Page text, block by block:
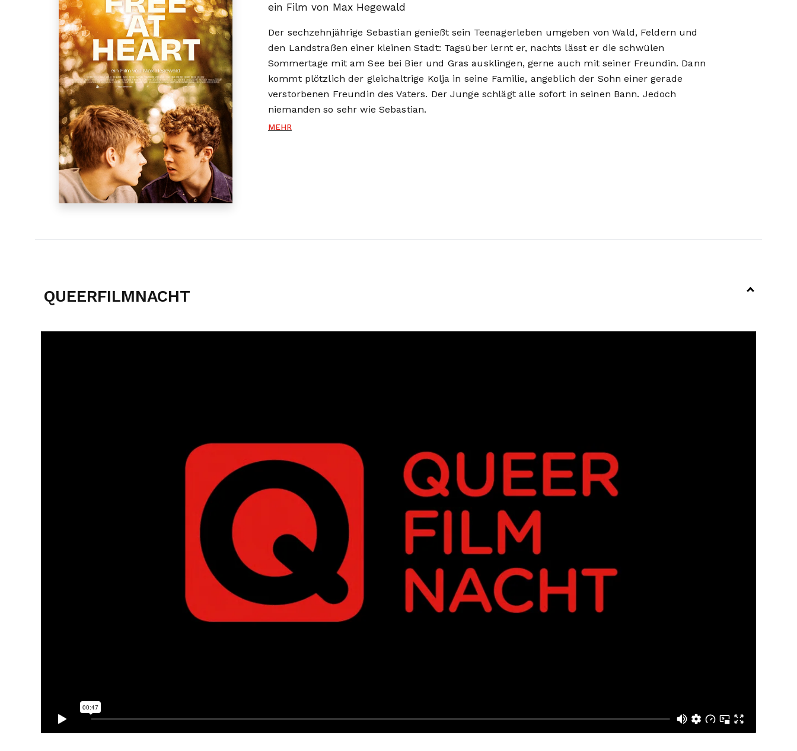
ein Film von Max Hegewald
Der sechzehnjährige Sebastian genießt sein Teenagerleben umgeben von Wald, Feldern und
den Landstraßen einer kleinen Stadt: Tagsüber lernt er, nachts lässt er die schwülen
Sommertage mit am See bei Bier und Gras ausklingen, gerne auch mit seiner Freundin. Dann
kommt plötzlich der gleichaltrige Kolja in seine Familie, angeblich der Sohn einer gerade
verstorbenen Freundin des Vaters. Der Junge schlägt alle sofort in seinen Bann. Jedoch
niemanden so sehr wie Sebastian.
MEHR
QUEERFILMNACHT